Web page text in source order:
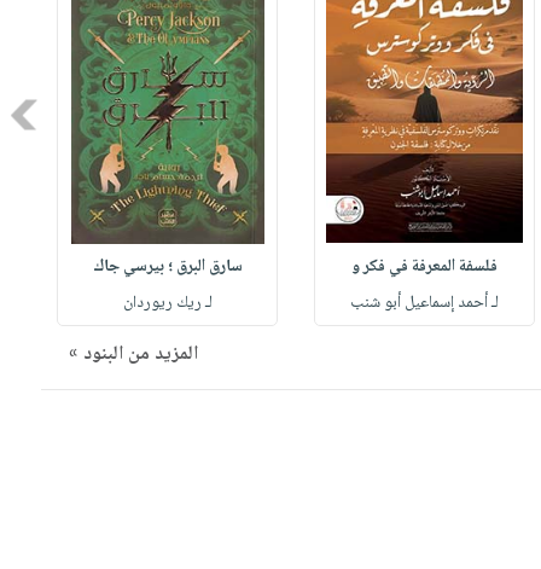
فلسفة المعرفة في فكر و
لـ أحمد إسماعيل أبو شنب
سارق البرق ؛ بيرسي جاك
لـ ريك ريوردان
المزيد من البنود »